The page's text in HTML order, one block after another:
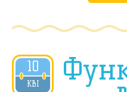
10
КВІ
2020